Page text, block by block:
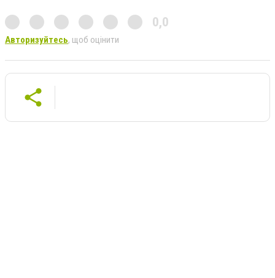
0,0
Авторизуйтесь, щоб оцінити